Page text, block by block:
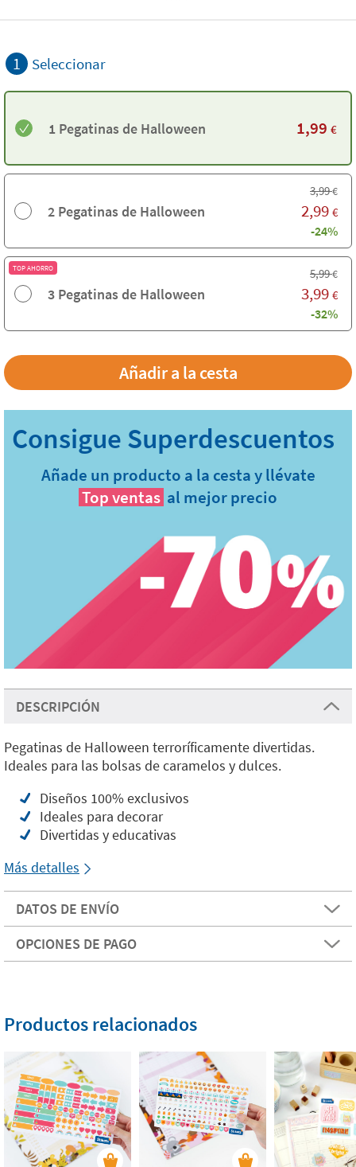
1 Seleccionar
1 Pegatinas de Halloween 1,99 €
2 Pegatinas de Halloween
3,99€
2,99 €
-24%
TOP AHORRO
3 Pegatinas de Halloween
5,99€
3,99 €
-32%
Añade un producto a la cesta y llévate
Top ventas al mejor precio
DESCRIPCIÓN
Pegatinas de Halloween terroríficamente divertidas.
Ideales para las bolsas de caramelos y dulces.
Diseños 100% exclusivos
Ideales para decorar
Divertidas y educativas
Más detalles
DATOS DE ENVÍO
OPCIONES DE PAGO
Productos relacionados